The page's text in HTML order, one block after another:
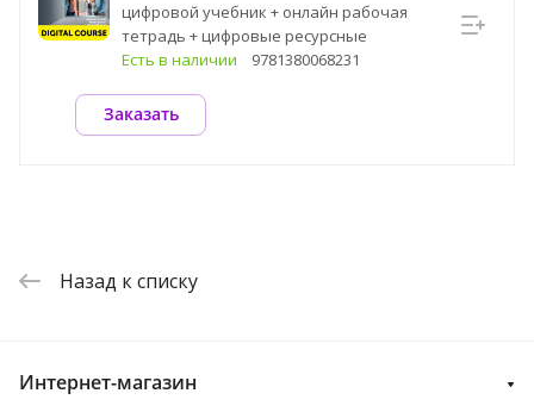
цифровой учебник + онлайн рабочая
тетрадь + цифровые ресурсные
материалы
Есть в наличии 9781380068231
Заказать
Назад к списку
Интернет-магазин